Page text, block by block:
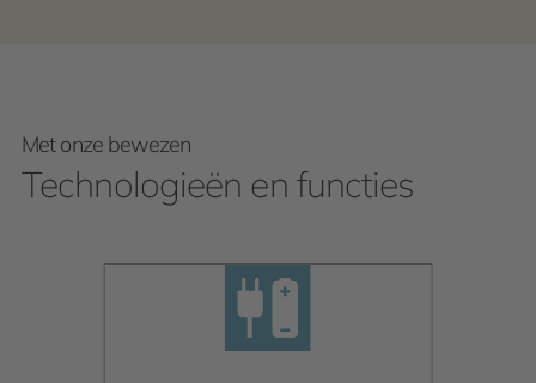
Met onze bewezen
Technologieën en functies